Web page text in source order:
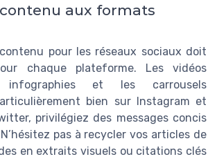
aux formats
pour les réseaux sociaux doit
chaque plateforme. Les vidéos
et les carrousels
bien sur Instagram et
privilégiez des messages concis
pas à recycler vos articles de
en extraits visuels ou citations clés